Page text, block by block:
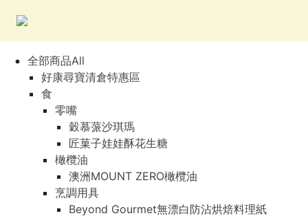
全部商品All
好康尋寶清倉特惠區
食
零嘴
穀慕蒎沙琪瑪
匠菓子娃娃酥花生糖
橄欖油
澳洲MOUNT ZERO橄欖油
烹調用具
Beyond Gourmet無漂白防沾烘焙料理紙